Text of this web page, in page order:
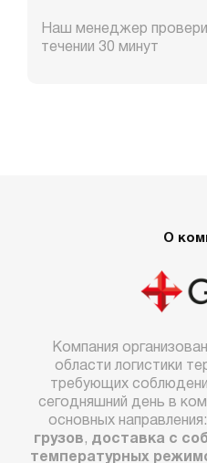
Наш менеджер
течении 30 минут
О
Компания
области логистики
требующих
сегодняшний день в
основных направления:
грузов, доставка с
температурных